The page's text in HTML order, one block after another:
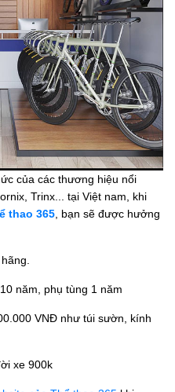
của các thương hiệu nổi
Trinx... tại Việt nam, khi
thao 365 , bạn sẽ được hưởng
năm, phụ tùng 1 năm
VNĐ như túi sườn, kính
xe 900k